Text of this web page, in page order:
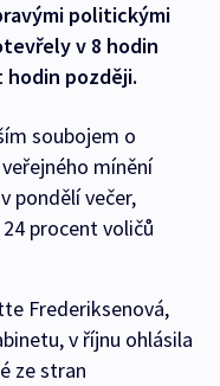
politickými
v 8 hodin
hodin později.
soubojem o
mínění
pondělí večer,
procent voličů
Frederiksenová,
v říjnu ohlásila
ze stran